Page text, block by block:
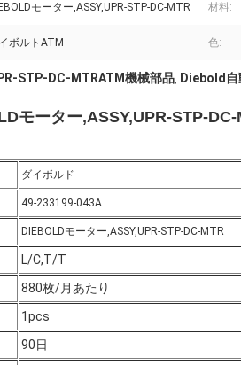
モーター,ASSY,UPR-STP-DC-MTR 材料:
ボルトATM 色:
STP-DC-MTRATM機械部品, Diebold自
モーター,ASSY,UPR-STP-
ダイボルド
49-233199-043A
DIEBOLDモーター,ASSY,UPR-STP-DC-MTR
L/C,T/T
880枚/月あたり
1pcs
90日